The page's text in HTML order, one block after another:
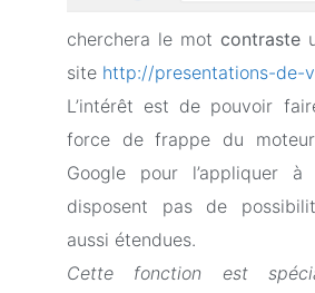
cherchera le mot contraste
site http://presentations-de-
L’intérêt est de pouvoir
force de frappe du
Google pour l’appliquer
disposent pas de
aussi étendues.
Cette fonction est